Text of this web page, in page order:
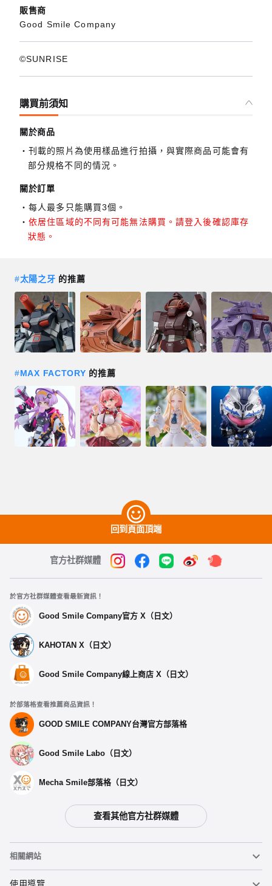
販售商
Good Smile Company
©SUNRISE
購買前須知
關於商品
刊載的照片為使用樣品進行拍攝，與實際商品可能會有
部分規格不同的情況。
關於訂單
每人最多只能購買3個。
依居住區域的不同有可能無法購買。請登入後確認庫存
狀態。
#太陽之牙 的推薦
#MAX FACTORY 的推薦
回到頁面頂端
官方社群媒體
於官方社群媒體查看最新資訊！
Good Smile Company官方 X（日文）
KAHOTAN X（日文）
Good Smile Company線上商店 X（日文）
於部落格查看推薦商品資訊！
GOOD SMILE COMPANY台灣官方部落格
Good Smile Labo（日文）
Mecha Smile部落格（日文）
查看其他官方社群媒體
相關網站
黏土人
使用導覽